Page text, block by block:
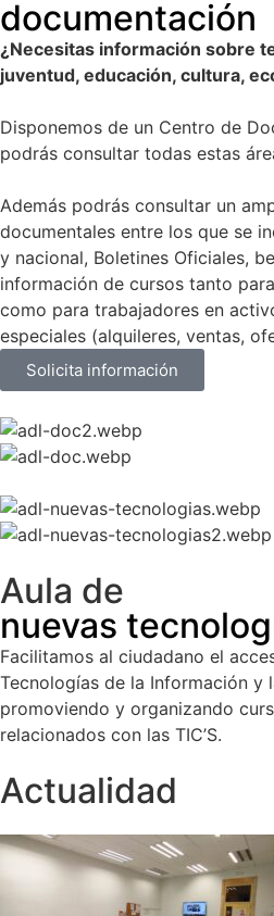
documentación
¿Necesitas información sobre
juventud, educación, cultura,
Disponemos de un Centro de
podrás consultar todas estas
Además podrás consultar un
documentales entre los que se
y nacional, Boletines Oficiales,
información de cursos tanto
como para trabajadores en
especiales (alquileres, ventas,
Solicita información
Aula de
nuevas
Facilitamos al ciudadano el
Tecnologías de la Información y
promoviendo y organizando
relacionados con las TIC’S.
Actualidad